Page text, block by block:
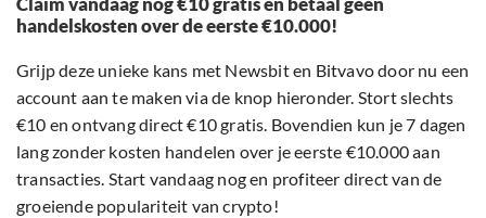
handelskosten over de eerste €10.000!
Grijp deze unieke kans met Newsbit en Bitvavo door nu een
account aan te maken via de knop hieronder. Stort slechts
€10 en ontvang direct €10 gratis. Bovendien kun je 7 dagen
lang zonder kosten handelen over je eerste €10.000 aan
transacties. Start vandaag nog en profiteer direct van de
groeiende populariteit van crypto!